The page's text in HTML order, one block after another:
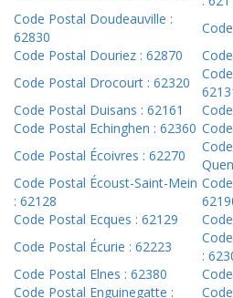
Code Postal Doudeauville :
62830
Code Postal Douriez : 62870
Code Postal Drocourt : 62320
Code Postal Duisans : 62161
Code Postal Echinghen : 62360
Code Postal Écoivres : 62270
Code Postal Écoust-Saint-Mein
: 62128
Code Postal Ecques : 62129
Code Postal Écurie : 62223
:
Code Postal Elnes : 62380
Code Postal Enguinegatte :